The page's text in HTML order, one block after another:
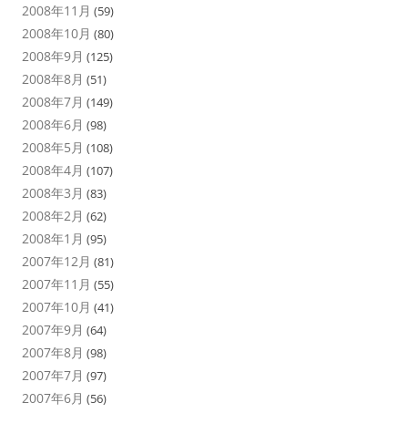
2008年11月 (59)
2008年10月 (80)
2008年9月 (125)
2008年8月 (51)
2008年7月 (149)
2008年6月 (98)
2008年5月 (108)
2008年4月 (107)
2008年3月 (83)
2008年2月 (62)
2008年1月 (95)
2007年12月 (81)
2007年11月 (55)
2007年10月 (41)
2007年9月 (64)
2007年8月 (98)
2007年7月 (97)
2007年6月 (56)